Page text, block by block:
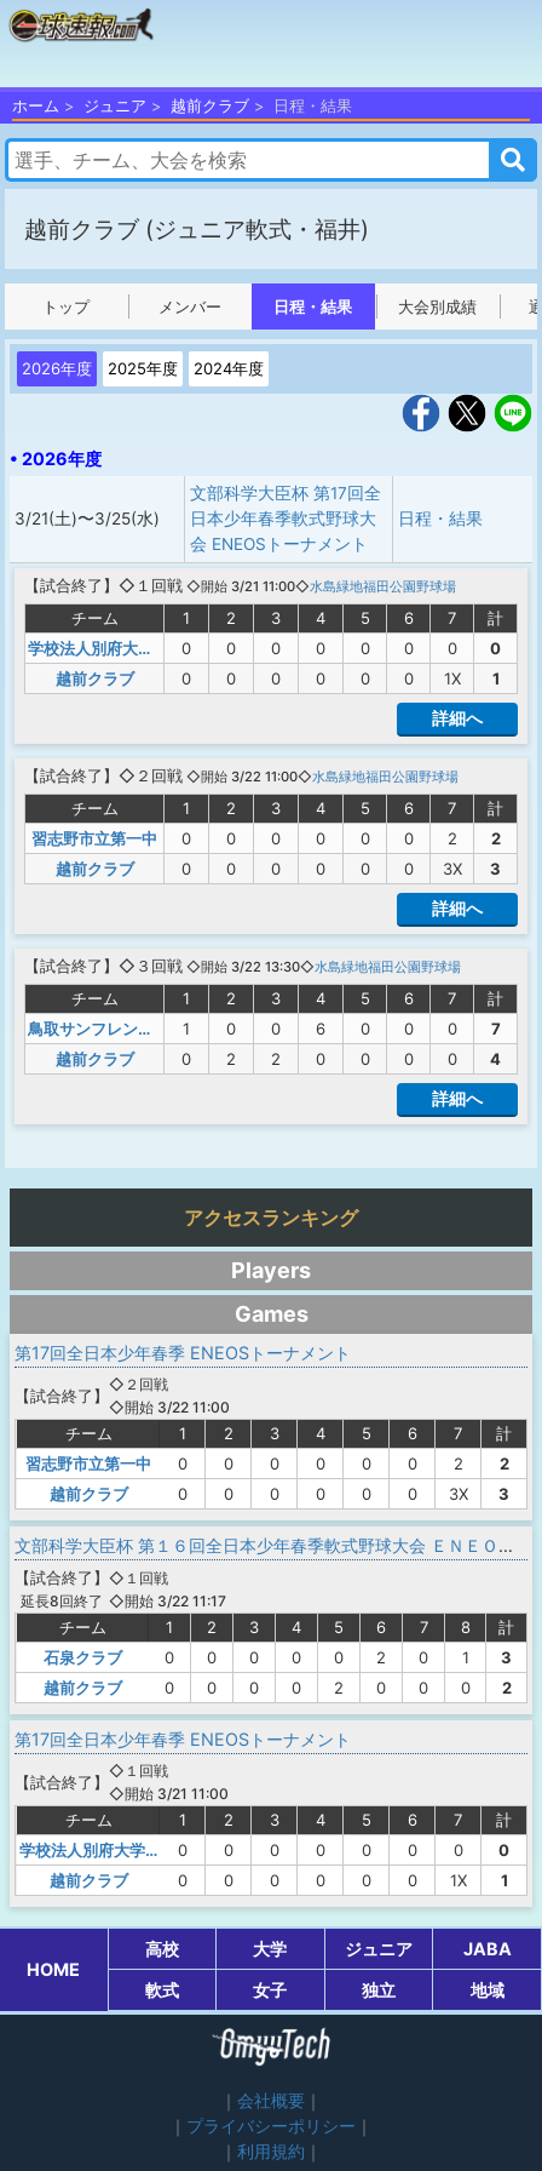
ホーム ジュニア 越前クラブ 日程・結果
越前クラブ (ジュニア軟式・福井)
トップ メンバー 日程・結果 大会別成績
2026年度 2025年度 2024年度
• 2026年度
3/21(土)〜3/25(水)
文部科学大臣杯 第17回全
日本少年春季軟式野球大
会 ENEOSトーナメント
日程・結果
【試合終了 】◇１回戦 ◇開始 3/21 11:00◇水島緑地福田公園野球場
チーム 1 2 3 4 5 6 7
計
学校法人別府大学明豊中
0 0 0 0 0 0 0
0
越前クラブ
0 0 0 0 0 0 1X 1
詳細へ
【試合終了 】◇２回戦 ◇開始 3/22 11:00◇水島緑地福田公園野球場
チーム 1 2 3 4 5 6 7
計
習志野市立第一中
0 0 0 0 0 0 2
2
越前クラブ
0 0 0 0 0 0 3X 3
詳細へ
【試合終了 】◇３回戦 ◇開始 3/22 13:30◇水島緑地福田公園野球場
チーム 1 2 3 4 5 6 7
計
鳥取サンフレンジャ－ズ
1 0 0 6 0 0 0
7
越前クラブ
0 2 2 0 0 0 0 4
詳細へ
アクセスランキング
Players
Games
第17回全日本少年春季 ENEOSトーナメント
【試合終了 】
◇２回戦
◇開始 3/22 11:00
チーム 1 2 3 4 5 6 7
計
習志野市立第一中
0 0 0 0 0 0 2
2
越前クラブ
0 0 0 0 0 0 3X 3
文部科学大臣杯 第１６回全日本少年春季軟式野球大会 ＥＮＥＯＳトーナメント
【試合終了 】
延長8回終了
◇１回戦
◇開始 3/22 11:17
チーム 1 2 3 4 5 6 7 8
計
石泉クラブ
0 0 0 0 0 2 0 1
3
越前クラブ
0 0 0 0 2 0 0 0 2
第17回全日本少年春季 ENEOSトーナメント
【試合終了 】
◇１回戦
◇開始 3/21 11:00
チーム 1 2 3 4 5 6 7
計
学校法人別府大学明豊中
0 0 0 0 0 0 0
0
越前クラブ
0 0 0 0 0 0 1X 1
HOME
高校 大学 ジュニア
JABA
軟式
女子 独立 地域
会社概要
プライバシーポリシー
利用規約